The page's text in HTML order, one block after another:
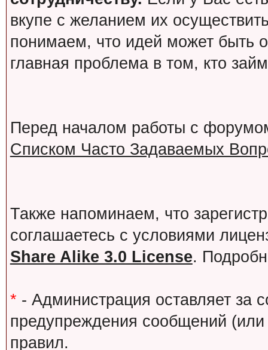
вкупе с желанием их
понимаем, что идей может быть
главная проблема в том, кто
Перед началом работы с
Списком Часто Задаваемых
Также напоминаем, что
соглашаетесь с условиями
Share Alike 3.0 License.
* - Администрация оставляет за
предупреждения сообщений
правил.